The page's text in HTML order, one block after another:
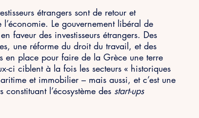
étrangers sont de retour et
l’économie. Le gouvernement libéral de
faveur des investisseurs étrangers. Des
une réforme du droit du travail, et des
en place pour faire de la Grèce une terre
ci ciblent à la fois les secteurs « historiques
et immobilier – mais aussi, et c’est une
l’écosystème des start-ups